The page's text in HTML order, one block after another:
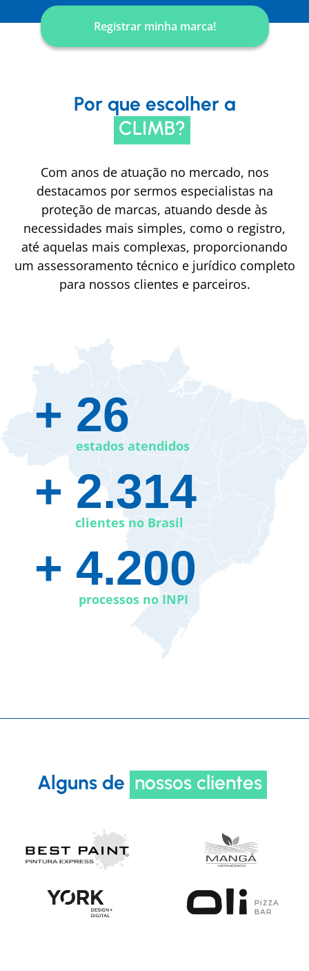
Registrar minha marca!
Por que escolher a
CLIMB?
Com anos de atuação no mercado, nos
destacamos por sermos especialistas na
proteção de marcas, atuando desde às
necessidades mais simples, como o registro,
até aquelas mais complexas, proporcionando
um assessoramento técnico e jurídico completo
para nossos clientes e parceiros.
+ 26​
estados atendidos
+ 2.314
clientes no Brasil
+ 4.200
processos no INPI
Alguns de nossos clientes